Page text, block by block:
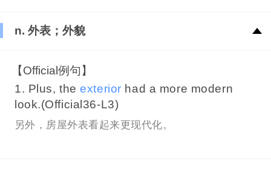
n. 外表；外貌
【Official例句】
1. Plus, theexterior had a more modern
look.(Official36-L3)
另外，房屋外表看起来更现代化。